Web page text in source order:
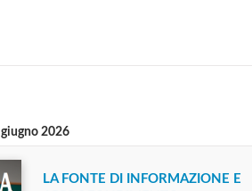
giugno 2026
LA FONTE DI INFORMAZIONE E